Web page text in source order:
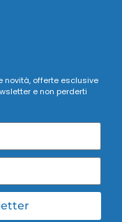
novità, offerte esclusive
e non perderti